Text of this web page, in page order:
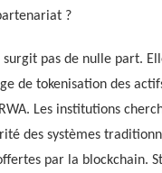
?
pas de nulle part.
de tokenisation des
Les institutions
des systèmes
par la blockchain.